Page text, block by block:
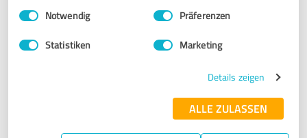
Impressum Datenschutzbestimmungen
Einwilligungsauswahl
Notwendig Präferenzen
Statistiken Marketing
Details zeigen
ALLE ZULASSEN
DANKESCHÖN !!!
Empfehlung
Unsere Erwartungen sind voll und ganz erfüllt worden. Wir